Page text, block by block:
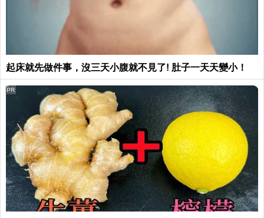
起床就先做件事，沒三天小腹就不見了! 肚子一天天變小！
PR